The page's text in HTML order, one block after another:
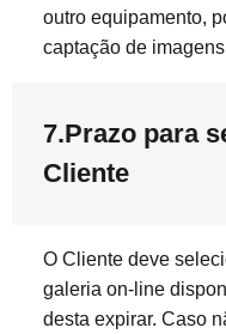
outro equipamento,
captação de
7.Prazo para
Cliente
O Cliente deve
galeria on-line
desta expirar. Caso